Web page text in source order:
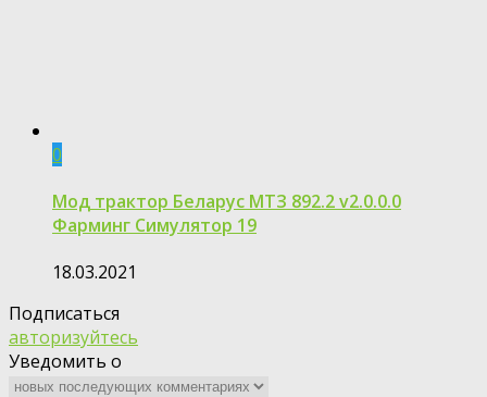
0
Мод трактор Беларус МТЗ 892.2 v2.0.0.0
Фарминг Симулятор 19
18.03.2021
Подписаться
авторизуйтесь
Уведомить о